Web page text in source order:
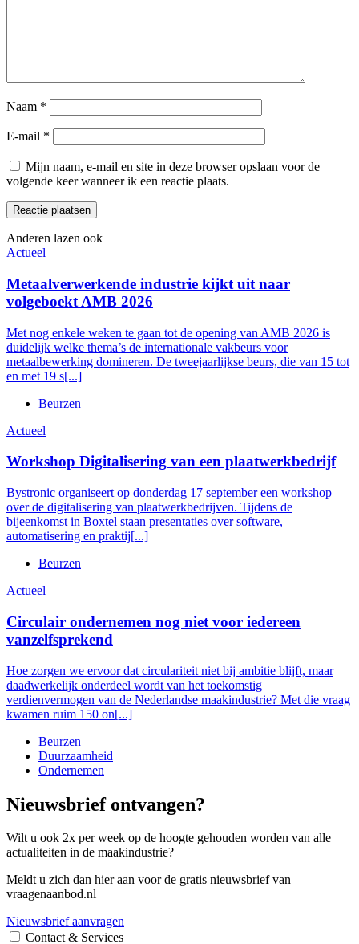
Naam *
E-mail *
Mijn naam, e-mail en site in deze browser opslaan voor de
volgende keer wanneer ik een reactie plaats.
Anderen lazen ook
Actueel
Metaalverwerkende industrie kijkt uit naar
volgeboekt AMB 2026
Met nog enkele weken te gaan tot de opening van AMB 2026 is
duidelijk welke thema’s de internationale vakbeurs voor
metaalbewerking domineren. De tweejaarlijkse beurs, die van 15 tot
en met 19 s[...]
Beurzen
Actueel
Workshop Digitalisering van een plaatwerkbedrijf
Bystronic organiseert op donderdag 17 september een workshop
over de digitalisering van plaatwerkbedrijven. Tijdens de
bijeenkomst in Boxtel staan presentaties over software,
automatisering en praktij[...]
Beurzen
Actueel
Circulair ondernemen nog niet voor iedereen
vanzelfsprekend
Hoe zorgen we ervoor dat circulariteit niet bij ambitie blijft, maar
daadwerkelijk onderdeel wordt van het toekomstig
verdienvermogen van de Nederlandse maakindustrie? Met die vraag
kwamen ruim 150 on[...]
Beurzen
Duurzaamheid
Ondernemen
Nieuwsbrief ontvangen?
Wilt u ook 2x per week op de hoogte gehouden worden van alle
actualiteiten in de maakindustrie?
Meldt u zich dan hier aan voor de gratis nieuwsbrief van
vraagenaanbod.nl
Nieuwsbrief aanvragen
Contact & Services